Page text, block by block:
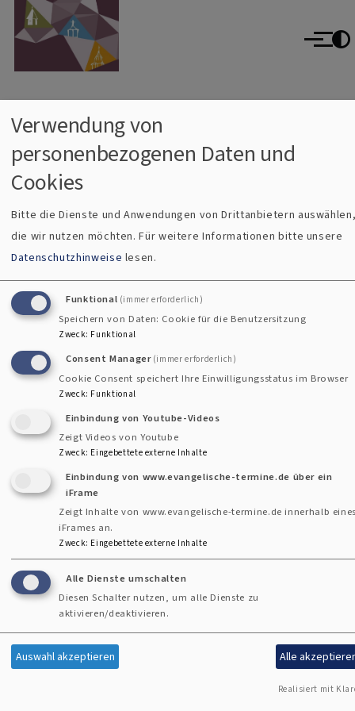
Direkt zum Inhalt
Evangelisch im Oberallgäu
evangelisch im World Wide Web
Menü
Breadcrumb
Startseite Aggregator Sources
Sources
Fußbereichsmenü
Impressum
Kontakt
Cookie-Einstellungen
Datenschutzerklärung
Benutzermenü
Anmelden
Verwendung von
personenbezogenen Daten und
Cookies
Bitte die Dienste und Anwendungen von Drittanbietern
die wir nutzen möchten.Für weitere Informationen bitte unsere
Datenschutzhinweise lesen.
Funktional (immer erforderlich)
Speichern von Daten: Cookie für die Benutzersitzung
Zweck: Funktional
Consent Manager (immer erforderlich)
Cookie Consent speichert Ihre Einwilligungsstatus im Browser
Zweck: Funktional
Einbindung von Youtube-Videos
Zeigt Videos von Youtube
Zweck: Eingebettete externe Inhalte
Einbindung von www.evangelische-termine.de über ein
iFrame
Zeigt Inhalte von www.evangelische-termine.de innerhalb
iFrames an.
Zweck: Eingebettete externe Inhalte
Alle Dienste umschalten
Diesen Schalter nutzen, um alle Dienste zu
aktivieren/deaktivieren.
Auswahl akzeptieren Alle
Realisiert mit